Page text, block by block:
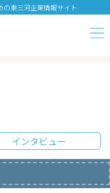
の東三河企業情報サイト
インタビュー